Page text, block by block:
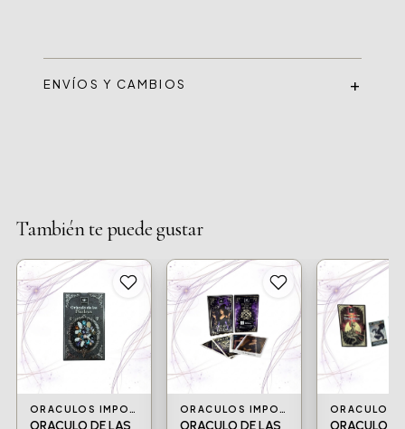
ENVÍOS Y CAMBIOS
También te puede gustar
ORACULOS IMPORTADOS Y NACIONALES
ORACULO DE LAS
ORACULOS IMPORTADOS Y NACIONALES
ORACULO DE LAS
ORACULO